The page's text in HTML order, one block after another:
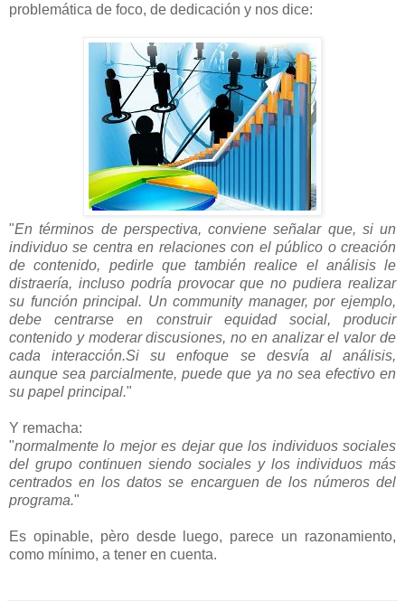
problemática de foco, de dedicación y nos dice:
"En términos de perspectiva, conviene señalar que, si un
individuo se centra en relaciones con el público o creación
de contenido, pedirle que también realice el análisis le
distraería, incluso podría provocar que no pudiera realizar
su función principal. Un community manager, por ejemplo,
debe centrarse en construir equidad social, producir
contenido y moderar discusiones, no en analizar el valor de
cada interacción.Si su enfoque se desvía al análisis,
aunque sea parcialmente, puede que ya no sea efectivo en
su papel principal."
Y remacha:
"normalmente lo mejor es dejar que los individuos sociales
del grupo continuen siendo sociales y los individuos más
centrados en los datos se encarguen de los números del
programa."
Es opinable, pèro desde luego, parece un razonamiento,
como mínimo, a tener en cuenta.